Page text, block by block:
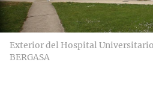
Exterior del Hospital
BERGASA